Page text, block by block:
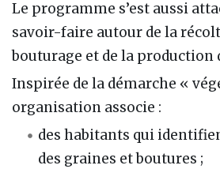
Le programme s’est aussi
savoir-faire autour de la
bouturage et de la production
Inspirée de la démarche «
organisation associe :
des habitants qui
des graines et boutures ;